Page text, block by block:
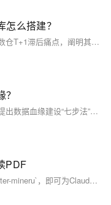
么搭建？
本文系统解析实时数据仓库建设：直击传统数仓T+1滞后痛点，阐明其秒级采集、流批一体、冷热分层、毫秒查询四大特征；结合电商大促、千人千面、实时风控等场景说明价值；并拆解业务选型、数据接入、清洗建模、质量治理到应用落地的六步实战路径。
本文直击AI落地困局：数据混乱致AI失效。提出数据血缘建设“七步法”——从目标聚焦、范围圈定、架构设计，到采集实施、知识构建、可视化应用及长效运营，强调小切口启动、业务驱动、人机协同，助力企业夯实AI根基。
PDF
一行命令 `npx skills add tanis90/pdf-converter-mineru`，即可为Claude Code、Cursor等主流Code Agent注入PDF阅读能力。基于上海AI Lab开源的MinerU引擎，支持扫描件OCR、表格/公式识别、中英混排，自动选择快读或高精模式，开箱即用，无需部署MCP服务。（239字）